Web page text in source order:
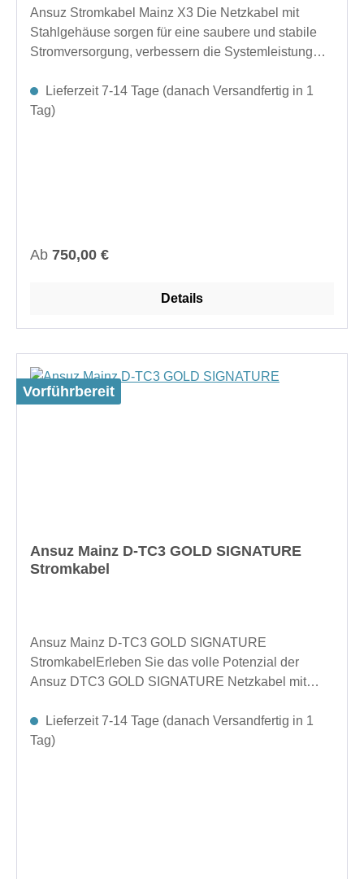
Ansuz Stromkabel Mainz X3 Die Netzkabel mit
Stahlgehäuse sorgen für eine saubere und stabile
Stromversorgung, verbessern die Systemleistung
Niveau.weitere Längen auf Anfrage
Lieferzeit 7-14 Tage (danach Versandfertig in 1
Tag)
Regulärer Preis:
Ab 750,00 €
Details
Vorführbereit
Ansuz Mainz D-TC3 GOLD SIGNATURE
Stromkabel
Ansuz Mainz D-TC3 GOLD SIGNATURE
StromkabelErleben Sie das volle Potenzial der
Ansuz DTC3 GOLD SIGNATURE Netzkabel mit
Stromversorgung und eine unübertroffene Klarheit
und Leistung in Ihrem HiFi-System.weitere Längen
Lieferzeit 7-14 Tage (danach Versandfertig in 1
Tag)